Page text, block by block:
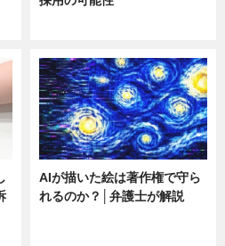
AIが描いた絵は著作権で守ら
れるのか？│弁護士が解説